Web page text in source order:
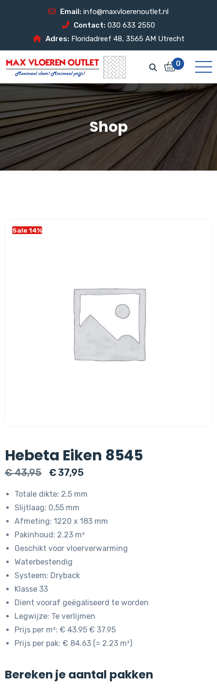
Email: info@maxvloerenoutlet.nl
Contact: 030 633 2550
Adres: Floridadreef 48, 3565 AM Utrecht
0
Shop
Sale 14%
Hebeta Eiken 8545
€43,95
Oorspronkelijke
€ 43,95.
€37,95
€ 37,95.
Totale dikte: 2,5 mm
Slijtlaag: 0,55 mm
Afmeting: 1220 x 183 mm
Pakinhoud: 2.23 m²
Geschikt voor vloerverwarming
Waterbestendig
Systeem: Dryback
Klasse 33
Dient vooraf geëgaliseerd te worden
Legwijze: Te verlijmen
Prijs per m²: € 43.95 € 37.95
Prijs per pak: € 84.63 (= 2.23 m²)
Bereken je aantal pakken